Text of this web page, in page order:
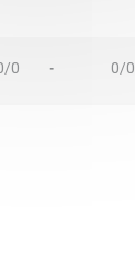
0 - 0/0